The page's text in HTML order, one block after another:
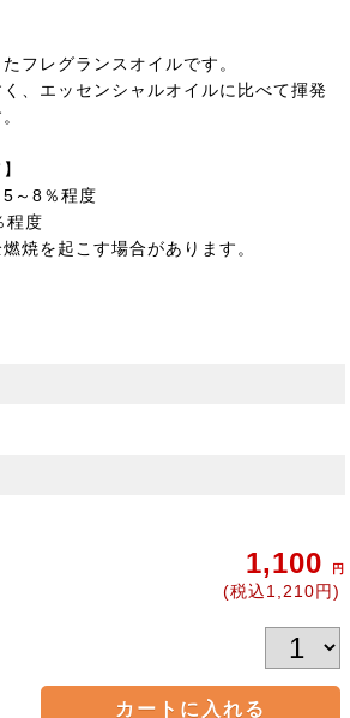
フレグランスオイルです。
、エッセンシャルオイルに比べて揮発
～8％程度
程度
焼を起こす場合があります。
1,100 円
(税込1,210円)